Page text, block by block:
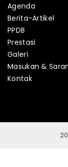
Agenda
Berita-Artikel
PPDB
Prestasi
Galeri
Masukan &
Kontak